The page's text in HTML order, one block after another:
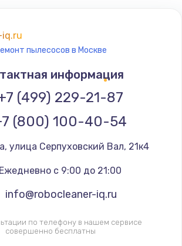
iq.ru
пылесосов в Москве
информация
(499) 229-21-87
(800) 100-40-54
, улица Серпуховский Вал, 21к4
Ежедневно с 9:00 до 21:00
info@robocleaner-iq.ru
по телефону в нашем сервисе
совершенно бесплатны